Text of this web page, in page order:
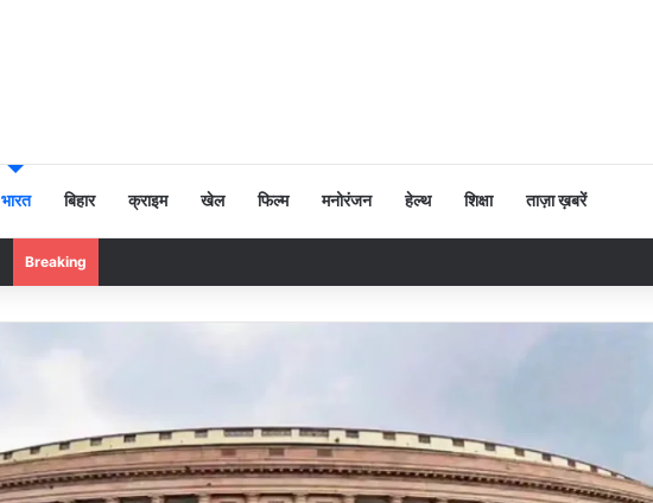
भारत बिहार क्राइम खेल फिल्म मनोरंजन हेल्थ शिक्षा ताज़ा ख़बरें
Breaking